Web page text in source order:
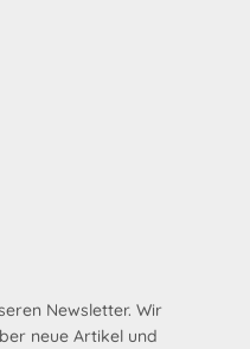
Newsletter. Wir
neue Artikel und